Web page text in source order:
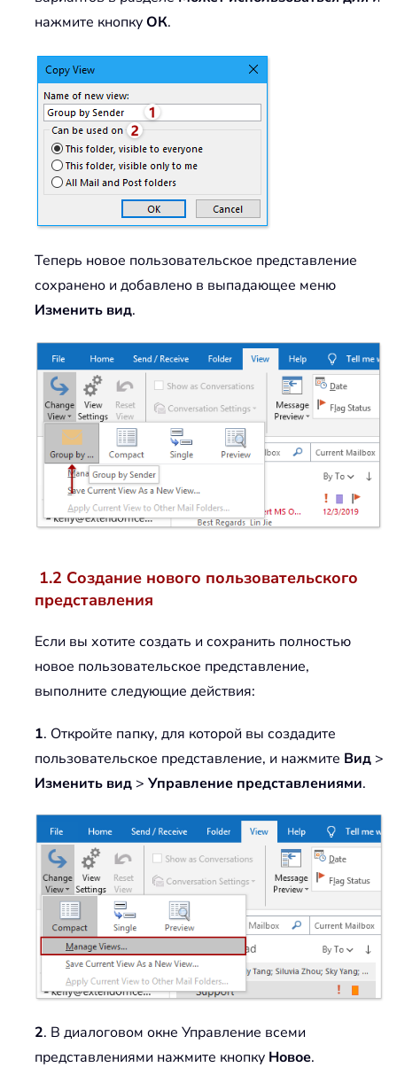
нажмите кнопкуОК.
Теперь новое пользовательское представление
сохранено и добавлено в выпадающее меню
Изменить вид.
1.2 Создание нового пользовательского
представления
Если вы хотите создать и сохранить полностью
новое пользовательское представление,
выполните следующие действия:
1. Откройте папку, для которой вы создадите
пользовательское представление, и нажмите Вид >
Изменить вид > Управление представлениями.
2. В диалоговом окне Управление всеми
представлениями нажмите кнопку Новое.